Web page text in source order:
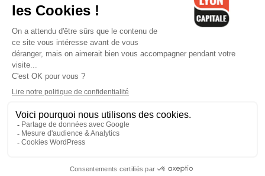
Contactez-nous-Mentions légales-CGV-Politique de
confidentialité-Gestion des cookies